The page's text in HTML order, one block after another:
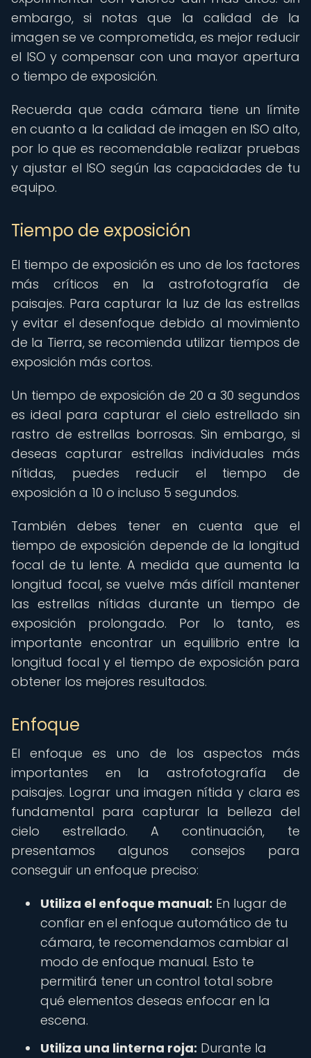
embargo, si notas que la calidad de la
imagen se ve comprometida, es mejor reducir
el ISO y compensar con una mayor apertura
o tiempo de exposición.
Recuerda que cada cámara tiene un límite
en cuanto a la calidad de imagen en ISO alto,
por lo que es recomendable realizar pruebas
y ajustar el ISO según las capacidades de tu
equipo.
Tiempo de exposición
El tiempo de exposición es uno de los factores
más críticos en la astrofotografía de
paisajes. Para capturar la luz de las estrellas
y evitar el desenfoque debido al movimiento
de la Tierra, se recomienda utilizar tiempos de
exposición más cortos.
Un tiempo de exposición de 20 a 30 segundos
es ideal para capturar el cielo estrellado sin
rastro de estrellas borrosas. Sin embargo, si
deseas capturar estrellas individuales más
nítidas, puedes reducir el tiempo de
exposición a 10 o incluso 5 segundos.
También debes tener en cuenta que el
tiempo de exposición depende de la longitud
focal de tu lente. A medida que aumenta la
longitud focal, se vuelve más difícil mantener
las estrellas nítidas durante un tiempo de
exposición prolongado. Por lo tanto, es
importante encontrar un equilibrio entre la
longitud focal y el tiempo de exposición para
obtener los mejores resultados.
Enfoque
El enfoque es uno de los aspectos más
importantes en la astrofotografía de
paisajes. Lograr una imagen nítida y clara es
fundamental para capturar la belleza del
cielo estrellado. A continuación, te
presentamos algunos consejos para
conseguir un enfoque preciso:
Utiliza el enfoque manual: En lugar de
confiar en el enfoque automático de tu
cámara, te recomendamos cambiar al
modo de enfoque manual. Esto te
permitirá tener un control total sobre
qué elementos deseas enfocar en la
escena.
Utiliza una linterna roja: Durante la